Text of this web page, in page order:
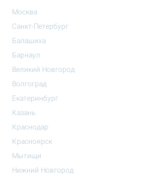
Москва
Санкт-Петербург
Балашиха
Барнаул
Великий Новгород
Волгоград
Екатеринбург
Казань
Краснодар
Красноярск
Мытищи
Нижний Новгород